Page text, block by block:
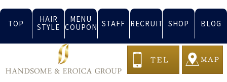
TOP
HAIR
STYLE
MENU
COUPON STAFF RECRUIT SHOP BLOG